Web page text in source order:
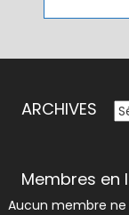
ARCHIVES
Membres en
Aucun membre